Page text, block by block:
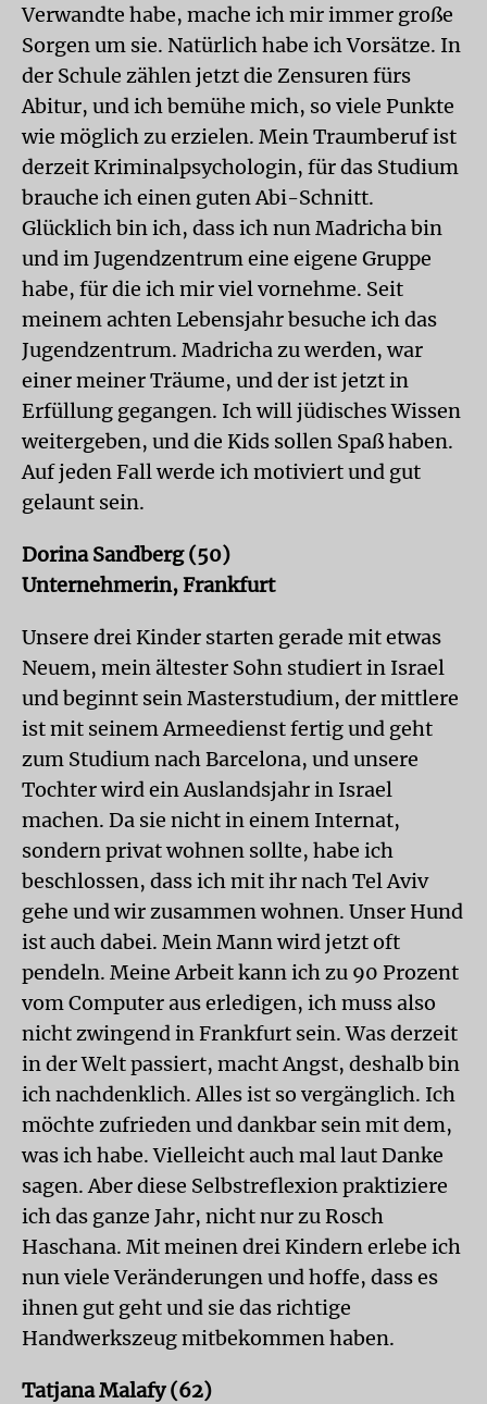
Verwandte habe, mache ich mir immer große
Sorgen um sie. Natürlich habe ich Vorsätze. In
der Schule zählen jetzt die Zensuren fürs
Abitur, und ich bemühe mich, so viele Punkte
wie möglich zu erzielen. Mein Traumberuf ist
derzeit Kriminalpsychologin, für das Studium
brauche ich einen guten Abi-Schnitt.
Glücklich bin ich, dass ich nun Madricha bin
und im Jugendzentrum eine eigene Gruppe
habe, für die ich mir viel vornehme. Seit
meinem achten Lebensjahr besuche ich das
Jugendzentrum. Madricha zu werden, war
einer meiner Träume, und der ist jetzt in
Erfüllung gegangen. Ich will jüdisches Wissen
weitergeben, und die Kids sollen Spaß haben.
Auf jeden Fall werde ich motiviert und gut
gelaunt sein.
Dorina Sandberg (50)
Unternehmerin, Frankfurt
Unsere drei Kinder starten gerade mit etwas
Neuem, mein ältester Sohn studiert in Israel
und beginnt sein Masterstudium, der mittlere
ist mit seinem Armeedienst fertig und geht
zum Studium nach Barcelona, und unsere
Tochter wird ein Auslandsjahr in Israel
machen. Da sie nicht in einem Internat,
sondern privat wohnen sollte, habe ich
beschlossen, dass ich mit ihr nach Tel Aviv
gehe und wir zusammen wohnen. Unser Hund
ist auch dabei. Mein Mann wird jetzt oft
pendeln. Meine Arbeit kann ich zu 90 Prozent
vom Computer aus erledigen, ich muss also
nicht zwingend in Frankfurt sein. Was derzeit
in der Welt passiert, macht Angst, deshalb bin
ich nachdenklich. Alles ist so vergänglich. Ich
möchte zufrieden und dankbar sein mit dem,
was ich habe. Vielleicht auch mal laut Danke
sagen. Aber diese Selbstreflexion praktiziere
ich das ganze Jahr, nicht nur zu Rosch
Haschana. Mit meinen drei Kindern erlebe ich
nun viele Veränderungen und hoffe, dass es
ihnen gut geht und sie das richtige
Handwerkszeug mitbekommen haben.
Tatjana Malafy (62)